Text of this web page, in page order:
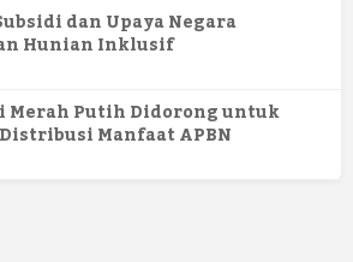
dan Upaya Negara
Hunian Inklusif
Merah Putih Didorong untuk
Manfaat APBN